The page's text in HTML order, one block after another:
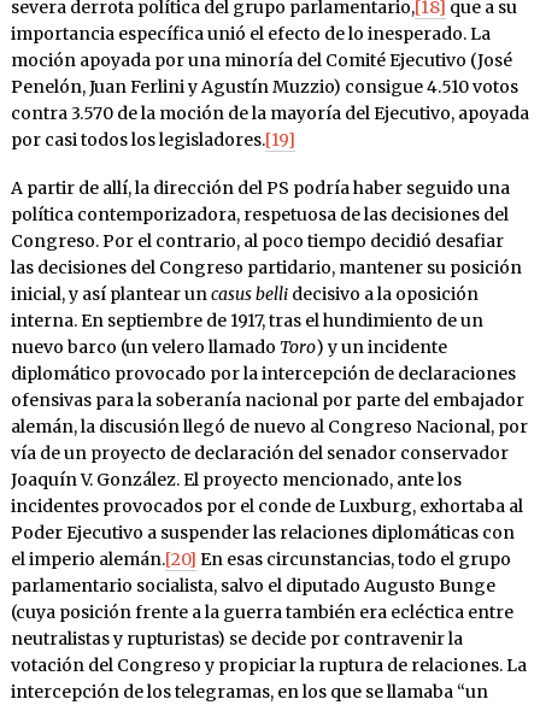
severa derrota política del grupo parlamentario,[18] que a su
importancia específica unió el efecto de lo inesperado. La
moción apoyada por una minoría del Comité Ejecutivo (José
Penelón, Juan Ferlini y Agustín Muzzio) consigue 4.510 votos
contra 3.570 de la moción de la mayoría del Ejecutivo, apoyada
por casi todos los legisladores.[19]
A partir de allí, la dirección del PS podría haber seguido una
política contemporizadora, respetuosa de las decisiones del
Congreso. Por el contrario, al poco tiempo decidió desafiar
las decisiones del Congreso partidario, mantener su posición
inicial, y así plantear uncasus belli decisivo a la oposición
interna. En septiembre de 1917, tras el hundimiento de un
nuevo barco (un velero llamado Toro) y un incidente
diplomático provocado por la intercepción de declaraciones
ofensivas para la soberanía nacional por parte del embajador
alemán, la discusión llegó de nuevo al Congreso Nacional, por
vía de un proyecto de declaración del senador conservador
Joaquín V. González. El proyecto mencionado, ante los
incidentes provocados por el conde de Luxburg, exhortaba al
Poder Ejecutivo a suspender las relaciones diplomáticas con
el imperio alemán.[20] En esas circunstancias, todo el grupo
parlamentario socialista, salvo el diputado Augusto Bunge
(cuya posición frente a la guerra también era ecléctica entre
neutralistas y rupturistas) se decide por contravenir la
votación del Congreso y propiciar la ruptura de relaciones. La
intercepción de los telegramas, en los que se llamaba “un